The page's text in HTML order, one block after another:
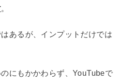
。
あるが、インプットだけでは
にもかかわらず、YouTubeで